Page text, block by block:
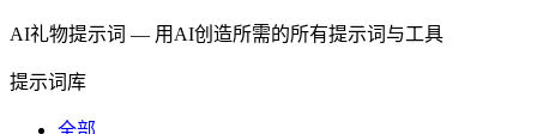
AI礼物提示词 — 用AI创造所需的所有提示词与工具
提示词库